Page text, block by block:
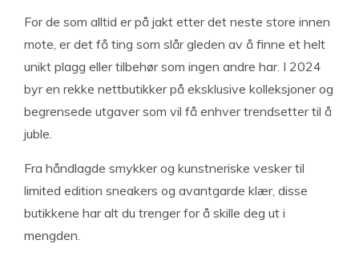
For de som alltid er på jakt etter det neste store innen
mote, er det få ting som slår gleden av å finne et helt
unikt plagg eller tilbehør som ingen andre har. I 2024
byr en rekke nettbutikker på eksklusive kolleksjoner og
begrensede utgaver som vil få enhver trendsetter til å
juble.
Fra håndlagde smykker og kunstneriske vesker til
limited edition sneakers og avantgarde klær, disse
butikkene har alt du trenger for å skille deg ut i
mengden.